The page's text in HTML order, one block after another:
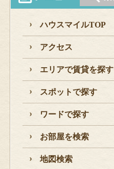
ハウスマイルTOP
アクセス
エリアで賃貸を探す
スポットで探す
ワードで探す
お部屋を検索
地図検索